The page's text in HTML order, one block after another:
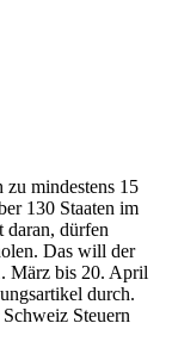
zu mindestens 15
130 Staaten im
daran, dürfen
Das will der
März bis 20. April
durch.
Steuern